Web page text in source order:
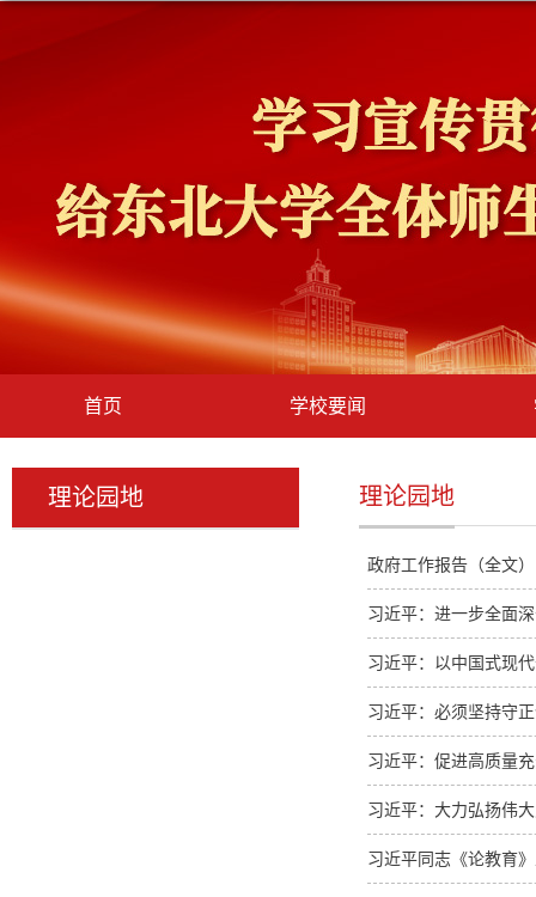
首页 学校要闻
理论园地 理论园地
政府工作报告（全文）
习近平：进一步全面
习近平：以中国式现
习近平：必须坚持守
习近平：促进高质量
习近平：大力弘扬伟
习近平同志《论教育